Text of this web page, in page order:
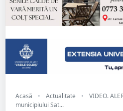
Acasă • Actualitate •
VIDEO.
municipiului Sat...